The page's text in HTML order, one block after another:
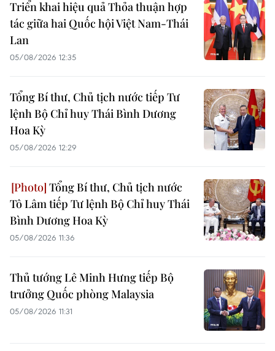
Triển khai hiệu quả Thỏa thuận hợp
tác giữa hai Quốc hội Việt Nam-Thái
Lan
05/08/2026 12:35
Tổng Bí thư, Chủ tịch nước tiếp Tư
lệnh Bộ Chỉ huy Thái Bình Dương
Hoa Kỳ
05/08/2026 12:29
Tổng Bí thư, Chủ tịch nước
Tô Lâm tiếp Tư lệnh Bộ Chỉ huy Thái
Bình Dương Hoa Kỳ
05/08/2026 11:36
Thủ tướng Lê Minh Hưng tiếp Bộ
trưởng Quốc phòng Malaysia
05/08/2026 11:31